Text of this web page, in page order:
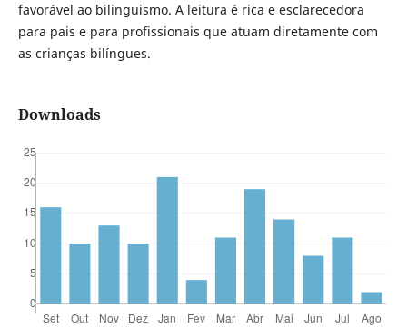
favorável ao bilinguismo. A leitura é rica e esclarecedora
para pais e para profissionais que atuam diretamente com
as crianças bilíngues.
Downloads